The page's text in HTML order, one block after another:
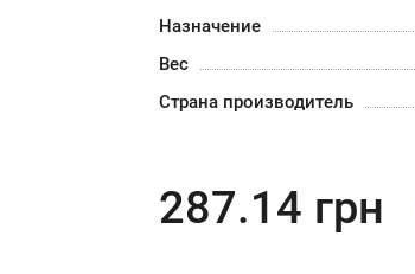
Назначение
Вес
Страна производитель
287.14 грн